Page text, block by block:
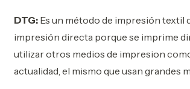
DTG: Es un método de impresión textil
impresión directa porque se imprime
utilizar otros medios de impresion
actualidad, el mismo que usan grandes